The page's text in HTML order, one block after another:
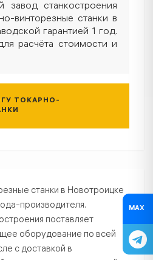
завод станкостроения
винторезные станки в
гарантией 1 год.
расчёта стоимости и
ТОКАРНО-
станки в
станки в Новотроицке
производителя.
поставляет
оборудование по всей
с доставкой в
MAX